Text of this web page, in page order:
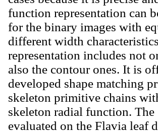
function representation can
for the binary images with
different width
representation includes not
also the contour ones. It is
developed shape matching
skeleton primitive chains
skeleton radial function.
evaluated on the Flavia leaf